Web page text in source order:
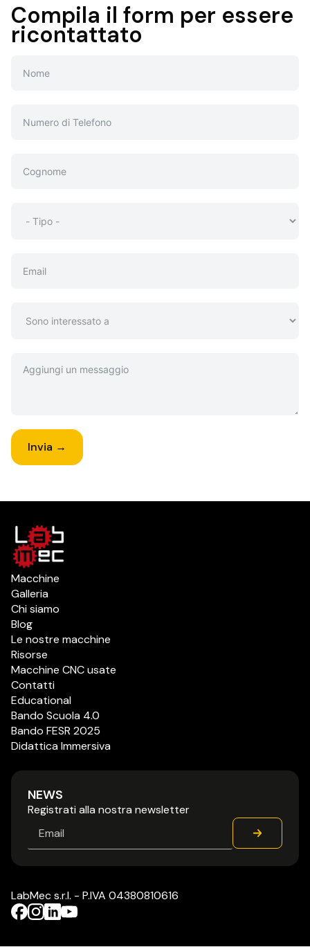
Compila il form per essere
ricontattato
Invia →
Macchine
Galleria
Chi siamo
Blog
Le nostre macchine
Risorse
Macchine CNC usate
Contatti
Educational
Bando Scuola 4.0
Bando FESR 2025
Didattica Immersiva
NEWS
Registrati alla nostra newsletter
LabMec s.r.l. - P.IVA 04380810616